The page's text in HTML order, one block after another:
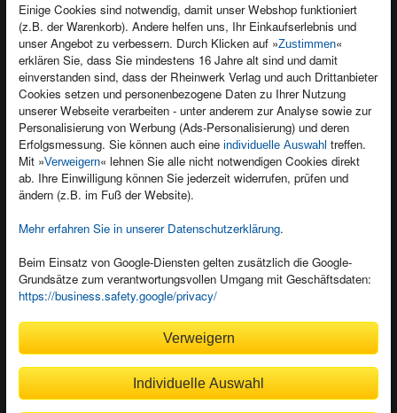
Einige Cookies sind notwendig, damit unser Webshop funktioniert
(z.B. der Warenkorb). Andere helfen uns, Ihr Einkaufserlebnis und
unser Angebot zu verbessern. Durch Klicken auf »Zustimmen«
erklären Sie, dass Sie mindestens 16 Jahre alt sind und damit
einverstanden sind, dass der Rheinwerk Verlag und auch Drittanbieter
Cookies setzen und personenbezogene Daten zu Ihrer Nutzung
unserer Webseite verarbeiten - unter anderem zur Analyse sowie zur
Personalisierung von Werbung (Ads-Personalisierung) und deren
Erfolgsmessung. Sie können auch eine individuelle Auswahl treffen.
Mit »Verweigern« lehnen Sie alle nicht notwendigen Cookies direkt
ab. Ihre Einwilligung können Sie jederzeit widerrufen, prüfen und
ändern (z.B. im Fuß der Website).
Mehr erfahren Sie in unserer Datenschutzerklärung.
Beim Einsatz von Google-Diensten gelten zusätzlich die Google-
Grundsätze zum verantwortungsvollen Umgang mit Geschäftsdaten:
https://business.safety.google/privacy/
Verweigern
Individuelle Auswahl
Kontakt
Newsletter
Für Unternehmen
Presseservice
Dozentenservice
Produktfeedback
Foreign Rights
Ein Buch schreiben
Kundenservice
Wir sind gerne für Sie da!
service@rheinwerk-verlag.de